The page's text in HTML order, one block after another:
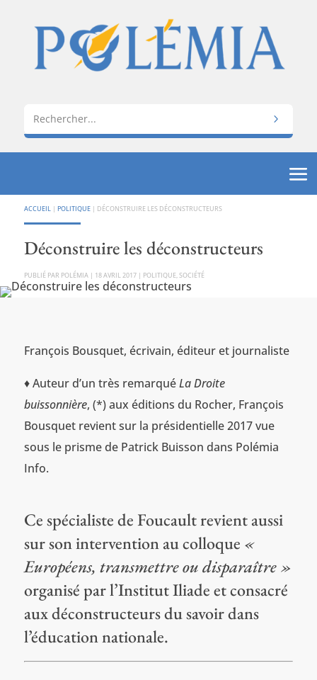
ACCUEIL | POLITIQUE| DÉCONSTRUIRE LES DÉCONSTRUCTEURS
Déconstruire les déconstructeurs
PAR POLÉMIA | 18 AVRIL 2017| POLITIQUE, SOCIÉTÉ
François Bousquet, écrivain, éditeur et journaliste
♦ Auteur d’un très remarquéLa Droite
buissonnière, (*) aux éditions du Rocher, François
Bousquet revient sur la présidentielle 2017 vue
sous le prisme de Patrick Buisson dans Polémia
Info.
Ce spécialiste de Foucault revient aussi
sur son intervention au colloque «
Européens, transmettre ou disparaître »
organisé par l’Institut Iliade et consacré
aux déconstructeurs du savoir dans
l’éducation nationale.